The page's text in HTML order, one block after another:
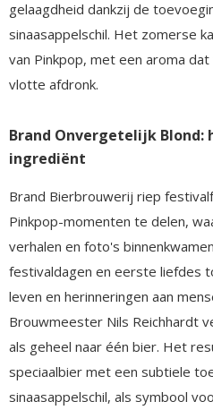
gelaagdheid dankzij de
sinaasappelschil. Het zomerse
van Pinkpop, met een aroma
vlotte afdronk.
Brand Onvergetelijk Blond:
ingrediënt
Brand Bierbrouwerij riep
Pinkpop-momenten te delen,
verhalen en foto's
festivaldagen en eerste liefdes
leven en herinneringen aan
Brouwmeester Nils Reichhardt
als geheel naar één bier. Het
speciaalbier met een subtiele
sinaasappelschil, als symbool